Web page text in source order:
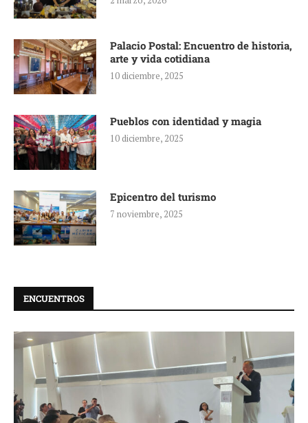
Palacio Postal: Encuentro de historia,
arte y vida cotidiana
10 diciembre, 2025
Pueblos con identidad y magia
10 diciembre, 2025
Epicentro del turismo
7 noviembre, 2025
ENCUENTROS